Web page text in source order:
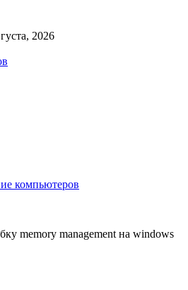
2026
компьютеров
memory management на windows